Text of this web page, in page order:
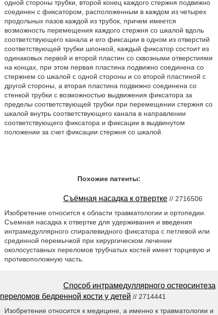
одной стороны трубки, второй конец каждого стержня подвижно
соединен с фиксатором, расположенным в каждом из четырех
продольных пазов каждой из трубок, причем имеется
возможность перемещения каждого стержня со шкалой вдоль
соответствующего канала и его фиксации в одном из отверстий
соответствующей трубки шпонкой, каждый фиксатор состоит из
одинаковых первой и второй пластин со сквозными отверстиями
на концах, при этом первая пластина подвижно соединена со
стержнем со шкалой с одной стороны и со второй пластиной с
другой стороны, а вторая пластина подвижно соединена со
стенкой трубки с возможностью выдвижения фиксатора за
пределы соответствующей трубки при перемещении стержня со
шкалой внутрь соответствующего канала в направлении
соответствующего фиксатора и фиксации в выдвинутом
положении за счет фиксации стержня со шкалой.
Похожие патенты:
Съёмная насадка к отвертке // 2716506
Изобретение относится к области травматологии и ортопедии.
Съемная насадка к отвертке для удерживания и введения
интрамедуллярного спиралевидного фиксатора с петлевой или
срединной перемычкой при хирургическом лечении
околосуставных переломов трубчатых костей имеет торцевую и
противоположную часть.
Способ интрамедуллярного остеосинтеза
переломов бедренной кости у детей // 2714441
Изобретение относится к медицине, а именно к травматологии и